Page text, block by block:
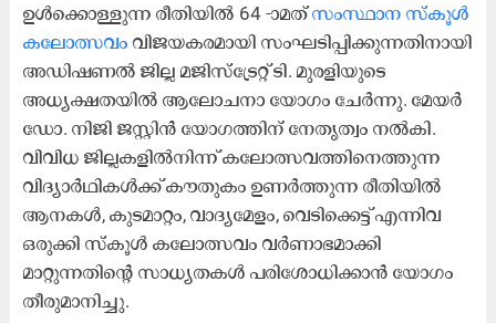
ഉൾക്കൊള്ളുന്ന രീതിയിൽ 64 -ാമത്സംസ്ഥാന സ്കൂൾ
കലോത്സവം വിജയകരമായി സംഘടിപ്പിക്കുന്നതിനായി
അഡിഷണൽ ജില്ല മജിസ്ട്രേറ്റ് ടി. മുരളിയുടെ
അധ്യക്ഷതയിൽ ആലോചനാ യോഗം ചേർന്നു. മേയർ
ഡോ. നിജി ജസ്റ്റിൻ യോഗത്തിന് നേതൃത്വം നൽകി.
വിവിധ ജില്ലകളിൽനിന്ന് കലോത്സവത്തിനെത്തുന്ന
വിദ്യാർഥികൾക്ക് കൗതുകം ഉണർത്തുന്ന രീതിയിൽ
ആനകൾ, കുടമാറ്റം, വാദ്യമേളം, വെടിക്കെട്ട് എന്നിവ
ഒരുക്കി സ്കൂൾ കലോത്സവം വർണാഭമാക്കി
മാറ്റുന്നതിന്റെ സാധ്യതകൾ പരിശോധിക്കാൻ യോഗം
തീരുമാനിച്ചു.